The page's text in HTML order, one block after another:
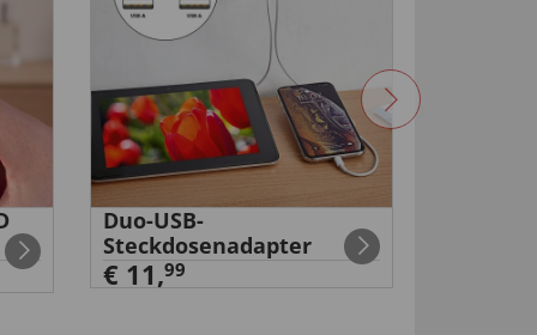
Duo-USB-
Steckdosenadapter
€ 11,99